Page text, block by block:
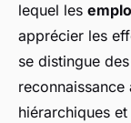
lequel les
apprécier les
se distingue
hiérarchiques